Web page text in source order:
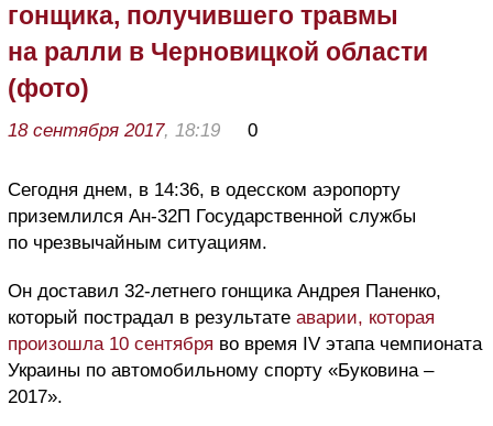
гонщика, получившего травмы
на ралли в Черновицкой области
(фото)
18 сентября 2017, 18:19 0
Сегодня днем, в 14:36, в одесском аэропорту
приземлился Ан-32П Государственной службы
по чрезвычайным ситуациям.
Он доставил 32-летнего гонщика Андрея Паненко,
который пострадал в результате аварии, которая
произошла 10 сентября во время IV этапа чемпионата
Украины по автомобильному спорту «Буковина –
2017».